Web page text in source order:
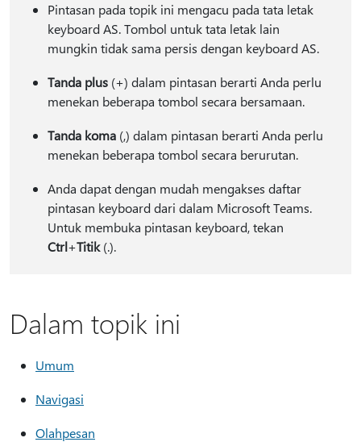
Pintasan pada topik ini mengacu pada tata letak
keyboard AS. Tombol untuk tata letak lain
mungkin tidak sama persis dengan keyboard AS.
Tanda plus(+) dalam pintasan berarti Anda perlu
menekan beberapa tombol secara bersamaan.
Tanda koma(,) dalam pintasan berarti Anda perlu
menekan beberapa tombol secara berurutan.
Anda dapat dengan mudah mengakses daftar
pintasan keyboard dari dalam Microsoft Teams.
Untuk membuka pintasan keyboard, tekan
Ctrl+Titik(.).
Dalam topik ini
Umum
Navigasi
Olahpesan